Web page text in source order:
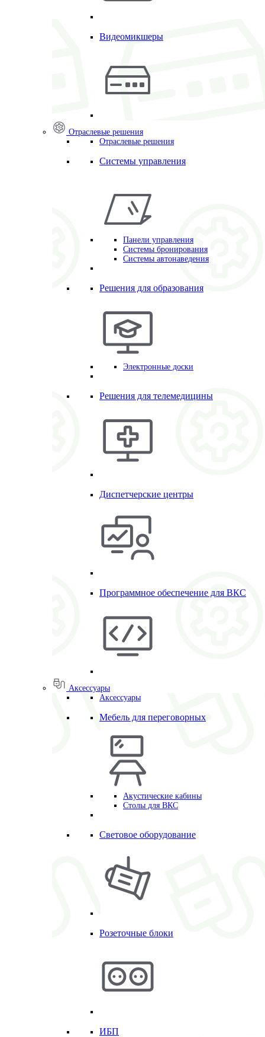
Видеомикшеры
Отраслевые решения
Отраслевые решения
Системы управления
Панели управления
Системы бронирования
Системы автонаведения
Решения для образования
Электронные доски
Решения для телемедицины
Диспетчерские центры
Программное обеспечение для ВКС
Аксессуары
Аксессуары
Мебель для переговорных
Акустические кабины
Столы для ВКС
Световое оборудование
Розеточные блоки
ИБП